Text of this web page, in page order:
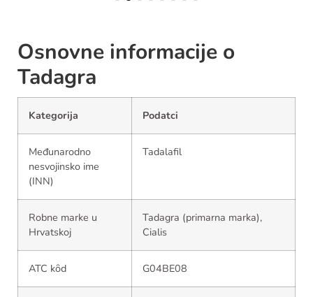
Osnovne informacije o
Tadagra
Kategorija Podatci
Međunarodno
nesvojinsko ime
(INN)
Tadalafil
Robne marke u
Hrvatskoj
Tadagra (primarna marka),
Cialis
ATC kȏd G04BE08